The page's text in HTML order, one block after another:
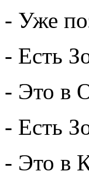
- Уже
- Есть
- Это в
- Есть
- Это в